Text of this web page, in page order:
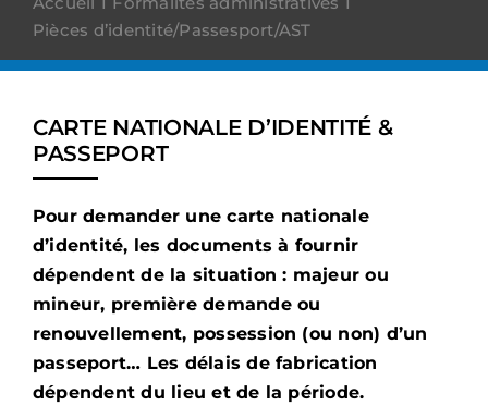
Pièces d’identité/Passesport/AST
CARTE NATIONALE D’IDENTITÉ &
PASSEPORT
Pour demander une carte nationale
d’identité, les documents à fournir
dépendent de la situation : majeur ou
mineur, première demande ou
renouvellement, possession (ou non) d’un
passeport… Les délais de fabrication
dépendent du lieu et de la période.